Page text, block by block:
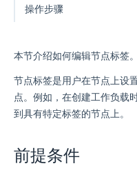
操作步骤
本节介绍如何编辑节点标签。
节点标签是用户在节点上设
点。例如，在创建工作负载
到具有特定标签的节点上。
前提条件